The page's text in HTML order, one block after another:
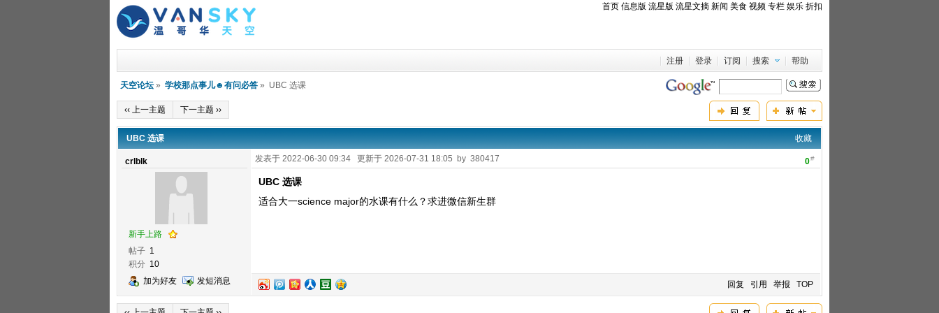
首页 信息版 流星版 流星文摘 新闻 美食 视频 专栏 娱乐 折扣
注册 登录 订阅 搜索 帮助
天空论坛 » 学校那点事儿☻有问必答 » UBC 选课
‹‹ 上一主题 下一主题 ››
收藏
UBC 选课
crlblk
新手上路
帖子 1
积分 10
加为好友
发短消息
0#
发表于 2022-06-30 09:34 更新于 2026-07-31 18:05 by 380417
UBC 选课
适合大一science major的水课有什么？求进微信新生群
回复 引用 举报 TOP